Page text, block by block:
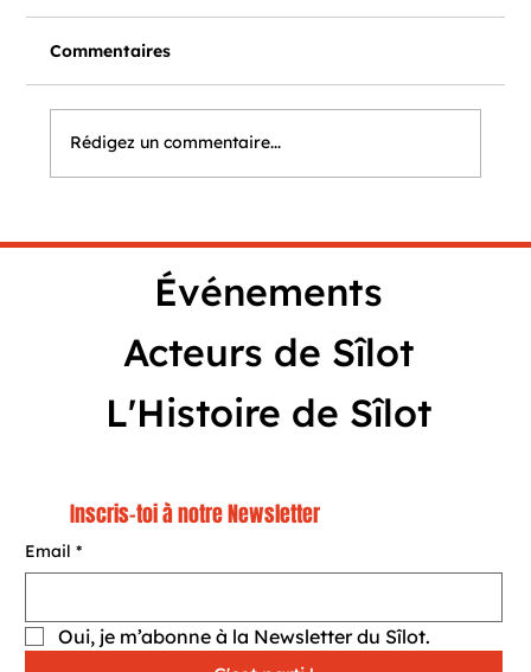
Clément
Commentaires
Rédigez un commentaire...
Événements
Acteurs de Sîlot
L'Histoire de Sîlot
Email *
Oui, je m’abonne à la Newsletter du Sîlot.
Inscris-toi à notre Newsletter